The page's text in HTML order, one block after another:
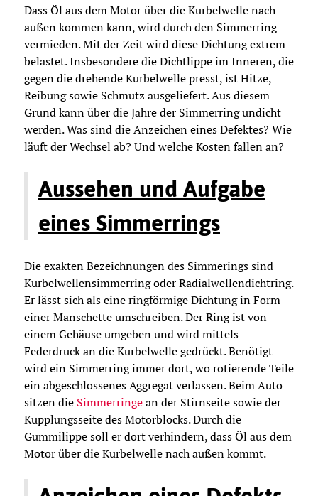
Dass Öl aus dem Motor über die Kurbelwelle nach
außen kommen kann, wird durch den Simmerring
vermieden. Mit der Zeit wird diese Dichtung extrem
belastet. Insbesondere die Dichtlippe im Inneren, die
gegen die drehende Kurbelwelle presst, ist Hitze,
Reibung sowie Schmutz ausgeliefert. Aus diesem
Grund kann über die Jahre der Simmerring undicht
werden. Was sind die Anzeichen eines Defektes? Wie
läuft der Wechsel ab? Und welche Kosten fallen an?
Aussehen und Aufgabe
eines Simmerrings
Die exakten Bezeichnungen des Simmerings sind
Kurbelwellensimmerring oder Radialwellendichtring.
Er lässt sich als eine ringförmige Dichtung in Form
einer Manschette umschreiben. Der Ring ist von
einem Gehäuse umgeben und wird mittels
Federdruck an die Kurbelwelle gedrückt. Benötigt
wird ein Simmerring immer dort, wo rotierende Teile
ein abgeschlossenes Aggregat verlassen. Beim Auto
sitzen die Simmerringean der Stirnseite sowie der
Kupplungsseite des Motorblocks. Durch die
Gummilippe soll er dort verhindern, dass Öl aus dem
Motor über die Kurbelwelle nach außen kommt.